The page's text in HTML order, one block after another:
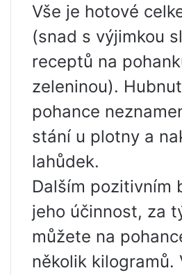
Vše je hotové
(snad s výjimkou
receptů na
zeleninou).
pohance
stání u plotny a
lahůdek.
Dalším pozitivním
jeho účinnost, za
můžete na
několik kilogramů.